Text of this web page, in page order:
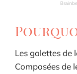
Les galettes de
Composées de